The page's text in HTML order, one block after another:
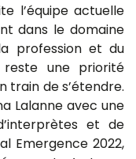
l’équipe actuelle
dans le domaine
profession et du
une priorité
train de s’étendre.
Lalanne avec une
et de
Emergence 2022,